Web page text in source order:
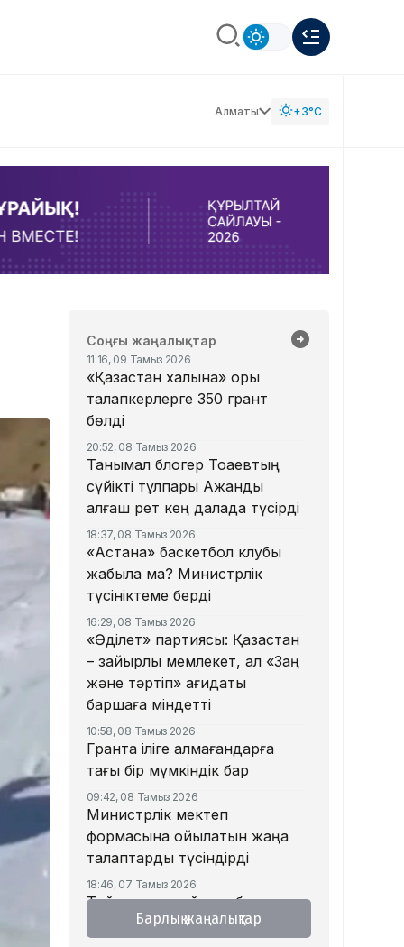
Алматы +3°C
Соңғы жаңалықтар
11:16, 09 Тамыз 2026
«Қазақстан халқына» қоры
талапкерлерге 350 грант
бөлді
20:52, 08 Тамыз 2026
Танымал блогер Тоқаевтың
сүйікті тұлпары Ақжанды
алғаш рет кең далада түсірді
18:37, 08 Тамыз 2026
«Астана» баскетбол клубы
жабыла ма? Министрлік
түсініктеме берді
16:29, 08 Тамыз 2026
«Әділет» партиясы: Қазақстан
– зайырлы мемлекет, ал «Заң
және тәртіп» қағидаты
баршаға міндетті
10:58, 08 Тамыз 2026
Грантқа іліге алмағандарға
тағы бір мүмкіндік бар
09:42, 08 Тамыз 2026
Министрлік мектеп
формасына қойылатын жаңа
талаптарды түсіндірді
18:46, 07 Тамыз 2026
Тойда уағыз айтып, басы
дауға қалған ақсақалдың қызы
Барлық жаңалықтар